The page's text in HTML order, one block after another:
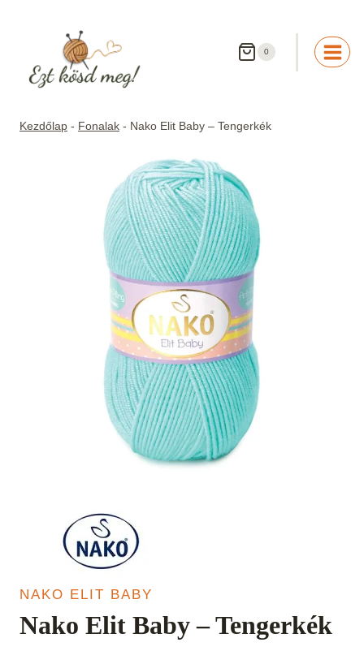
0
Kezdőlap - Fonalak - Nako Elit Baby – Tengerkék
NAKO ELIT BABY
Nako Elit Baby – Tengerkék